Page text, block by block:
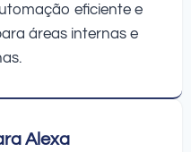
eficiente e
áreas internas e
Alexa